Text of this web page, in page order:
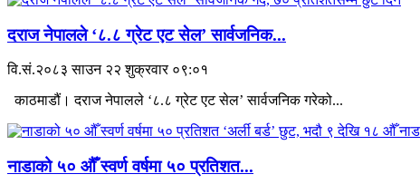
दराज नेपालले ‘८.८ ग्रेट एट सेल’ सार्वजनिक...
वि.सं.२०८३ साउन २२ शुक्रवार ०९:०१
काठमाडौं। दराज नेपालले ‘८.८ ग्रेट एट सेल’ सार्वजनिक गरेको...
नाडाको ५० औँ स्वर्ण वर्षमा ५० प्रतिशत...